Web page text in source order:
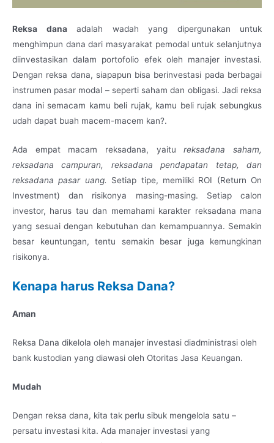
Reksa danaadalah wadah yang dipergunakan untuk
menghimpun dana dari masyarakat pemodal untuk selanjutnya
diinvestasikan dalam portofolio efek oleh manajer investasi.
Dengan reksa dana, siapapun bisa berinvestasi pada berbagai
instrumen pasar modal – seperti saham dan obligasi. Jadi reksa
dana ini semacam kamu beli rujak, kamu beli rujak sebungkus
udah dapat buah macem-macem kan?.
Ada empat macam reksadana, yaitureksadana saham,
reksadana campuran, reksadana pendapatan tetap, dan
reksadana pasar uang.
Setiap tipe, memiliki ROI (Return On
Investment) dan risikonya masing-masing. Setiap calon
investor, harus tau dan memahami karakter reksadana mana
yang sesuai dengan kebutuhan dan kemampuannya. Semakin
besar keuntungan, tentu semakin besar juga kemungkinan
risikonya.
Kenapa harus Reksa Dana?
Aman
Reksa Dana dikelola oleh manajer investasi diadministrasi oleh
bank kustodian yang diawasi oleh Otoritas Jasa Keuangan.
Mudah
Dengan reksa dana, kita tak perlu sibuk mengelola satu –
persatu investasi kita. Ada manajer investasi yang